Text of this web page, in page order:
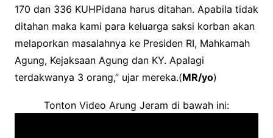
170 dan 336 KUHPidana harus ditahan. Apabila tidak
ditahan maka kami para keluarga saksi korban akan
melaporkan masalahnya ke Presiden RI, Mahkamah
Agung, Kejaksaan Agung dan KY. Apalagi
terdakwanya 3 orang,” ujar mereka.(MR/yo)
Tonton Video Arung Jeram di bawah ini: